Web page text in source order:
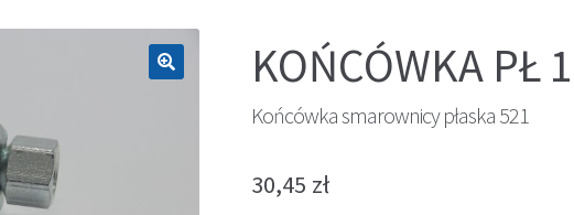
KOŃCÓWKA PŁ
Końcówka smarownicy płaska 521
30,45 zł